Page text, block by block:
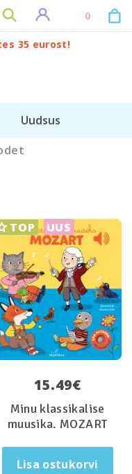
0
35 eurost!
TOP UUS
15.49€
Minu klassikalise
muusika. MOZART
Lisa ostukorvi